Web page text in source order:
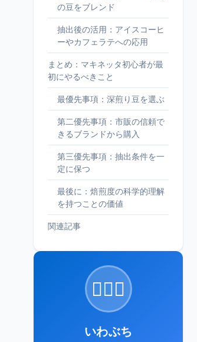
の豆をブレンド
抽出後の活用：アイスコーヒ
ーやカフェラテへの応用
まとめ：マキネッタ初心者が最
初にやるべきこと
最優先事項：深煎り豆を選ぶ
第二優先事項：市販の信頼で
きるブランドから購入
第三優先事項：抽出条件を一
定に保つ
最後に：焙煎度の科学的理解
を持つことの価値
関連記事
🙋🏻‍♂️
いわぶち